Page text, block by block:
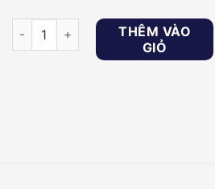
Switch L2 24 cổng PoE 100M
THÊM VÀO
GIỎ